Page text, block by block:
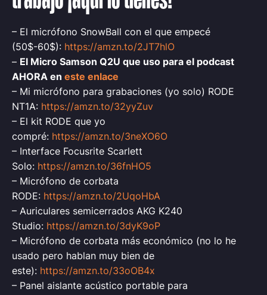
– El micrófono SnowBall con el que empecé
(50$-60$): https://amzn.to/2JT7hlO
– El Micro Samson Q2U que uso para el podcast
AHORA en este enlace
– Mi micrófono para grabaciones (yo solo) RODE
NT1A: https://amzn.to/32yyZuv
– El kit RODE que yo
compré: https://amzn.to/3neXO6O
– Interface Focusrite Scarlett
Solo: https://amzn.to/36fnHO5
– Micrófono de corbata
RODE: https://amzn.to/2UqoHbA
– Auriculares semicerrados AKG K240
Studio: https://amzn.to/3dyK9oP
– Micrófono de corbata más económico (no lo he
usado pero hablan muy bien de
este): https://amzn.to/33oOB4x
– Panel aislante acústico portable para